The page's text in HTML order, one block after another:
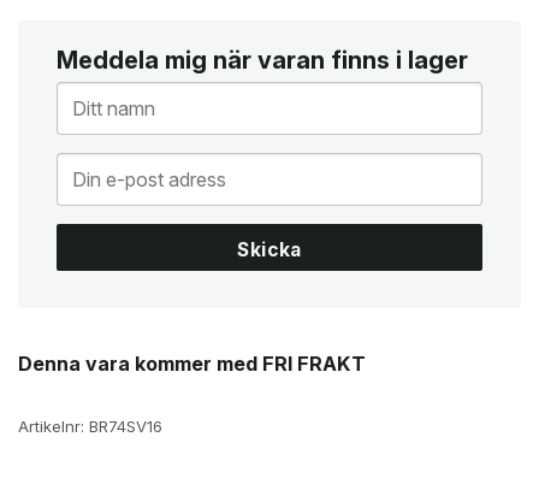
Meddela mig när varan finns i lager
Skicka
Denna vara kommer med FRI FRAKT
Artikelnr: BR74SV16